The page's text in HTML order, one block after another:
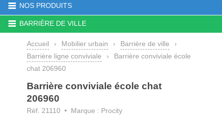
NOS PRODUITS
BARRIÈRE DE VILLE
Accueil › Mobilier urbain › Barrière de ville
›
Barrière ligne conviviale
›
Barrière conviviale école
chat 206960
Barrière conviviale école chat
206960
Réf. 21110 • Marque : Procity